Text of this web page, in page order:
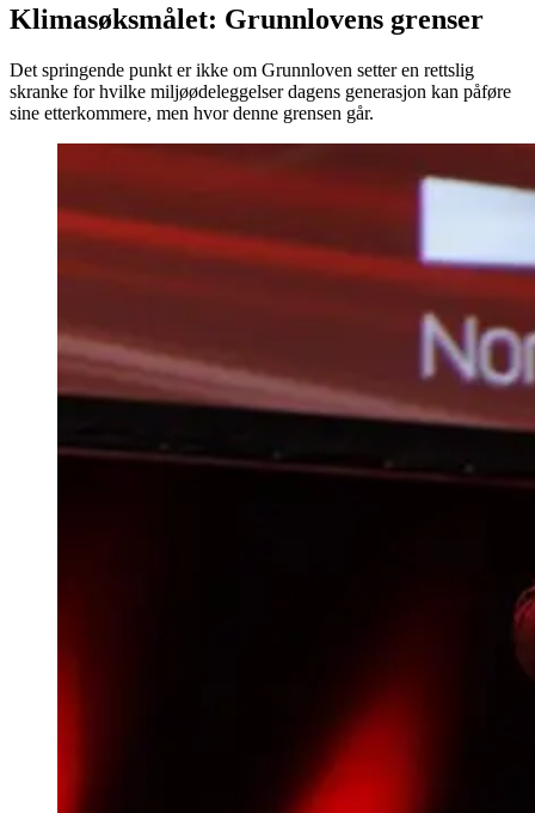
Klimasøksmålet: Grunnlovens grenser
Det springende punkt er ikke om Grunnloven setter en rettslig
skranke for hvilke miljøødeleggelser dagens generasjon kan påføre
sine etterkommere, men hvor denne grensen går.